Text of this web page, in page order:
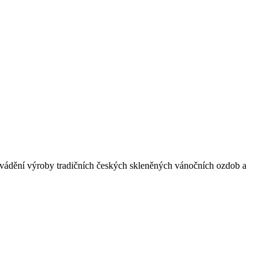
výroby tradičních českých skleněných vánočních ozdob a